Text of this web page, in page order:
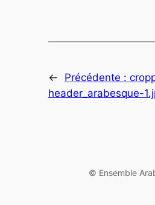
← Précédente :
header_arabesque-
©️ Ensemble